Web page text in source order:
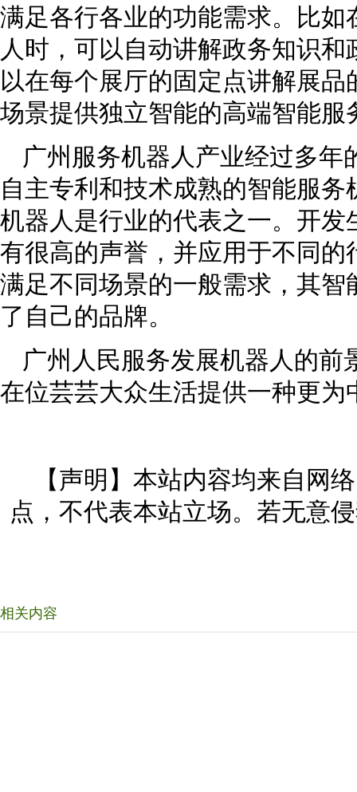
满足各行各业的功能需求。比
人时，可以自动讲解政务知识
以在每个展厅的固定点讲解展
场景提供独立智能的高端智能服
广州服务机器人产业经过多
自主专利和技术成熟的智能服
机器人是行业的代表之一。开
有很高的声誉，并应用于不同
满足不同场景的一般需求，其
了自己的品牌。
广州人民服务发展机器人的
在位芸芸大众生活提供一种更
【声明】本站内容均来自网
点，不代表本站立场。若无意
相关内容